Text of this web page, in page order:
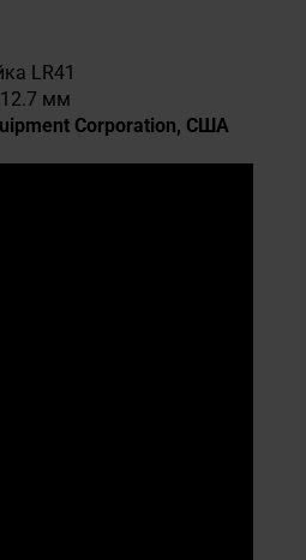
LR41
12.7 мм
Corporation, США